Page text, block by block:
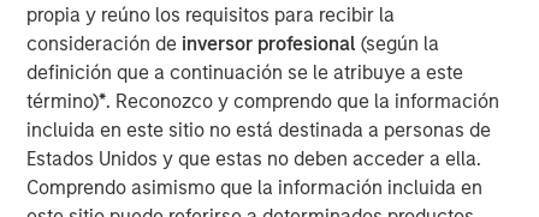
propia y reúno los requisitos para recibir la
consideración de inversor profesional(según la
definición que a continuación se le atribuye a este
término)*. Reconozco y comprendo que la información
incluida en este sitio no está destinada a personas de
Estados Unidos y que estas no deben acceder a ella.
Comprendo asimismo que la información incluida en
So if inflation doesn’t rise now, then
passing day the risk/concerns of inflation
start to fade.This lowers risk premia and
supports markets.
Inflation is acting like a guard dog,keeping
unrestrained bullish sentiment at bay. The fear is